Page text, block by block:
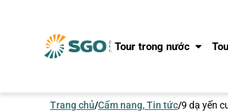
Tour trong nước
Trang chủ/Cẩm nang, Tin tức/9 dạ yến